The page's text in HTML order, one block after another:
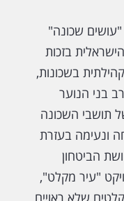
שכונה"
בזכות
בשכונות,
בני הנוער
תושבי השכונה
ונעימה בעזרת
הביטחון
"עיר מקלט",
שלא ראויים